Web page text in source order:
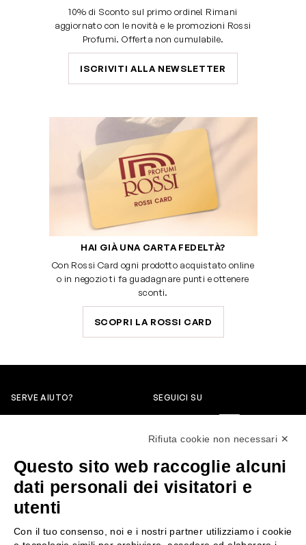
10% di Sconto sul primo ordine! Rimani
aggiornato con le novità e le promozioni Rossi
Profumi. Offerta non cumulabile.
ISCRIVITI ALLA NEWSLETTER
HAI GIÀ UNA CARTA FEDELTÀ?
Con Rossi Card ogni prodotto acquistato online
o in negozio ti fa guadagnare punti e ottenere
sconti.
SCOPRI LA ROSSI CARD
SERVE AIUTO?
servizioclienti@rossiprofumi.it
SEGUICI SU
SERVIZIO CLIENTI
Resi e rimborsi Chi siamo
Rifiuta cookie non necessari ✕
Questo sito web raccoglie alcuni
dati personali dei visitatori e
utenti
Con il tuo consenso, noi e i nostri partner utilizziamo i cookie